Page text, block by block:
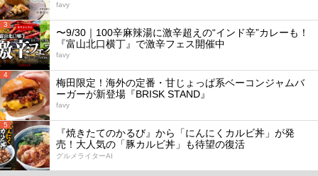
favy
3
〜9/30｜100辛麻辣湯に激辛超えの“インド辛”カレーも！
『富山北口横丁』で激辛フェス開催中
favy
4
梅田限定！海外の定番・甘じょっぱ系ベーコンジャムバ
ーガーが新登場『BRISK STAND』
favy
5
『焼きたてのかるび』から「にんにくカルビ丼」が発
売！大人気の「豚カルビ丼」も待望の復活
グルメライターAI